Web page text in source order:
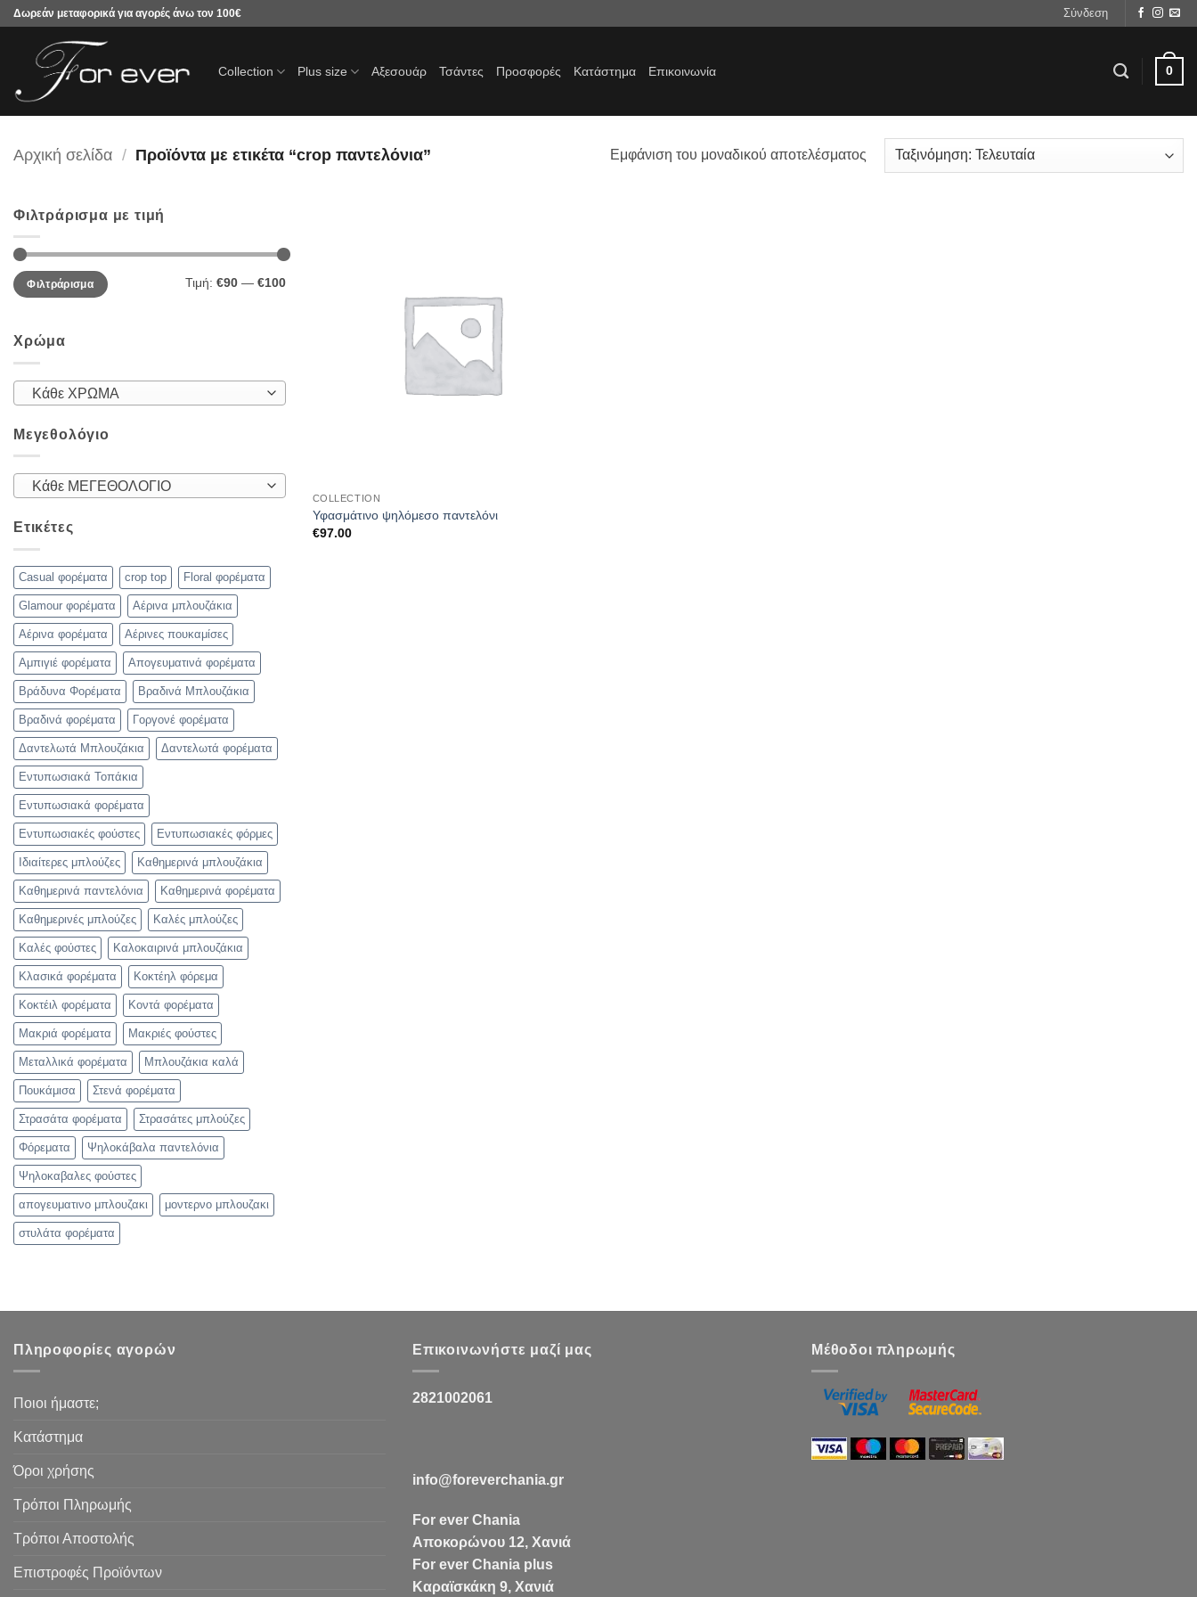
Μετάβαση
περιεχόμενο
Δωρεάν μεταφορικά για αγορές άνω τον 100€ Σύνδεση
Collection Plus size Αξεσουάρ Τσάντες Προσφορές Κατάστημα Επικοινωνία 0
Αρχική σελίδα / Προϊόντα με ετικέτα “crop παντελόνια” Εμφάνιση του μοναδικού αποτελέσματος
Φιλτράρισμα με τιμή
Ελάχιστη
τιμή
Μέγιστη
τιμήΦιλτράρισμα Τιμή: €90 — €100
Χρώμα
Κάθε ΧΡΩΜΑ
Μεγεθολόγιο
Κάθε ΜΕΓΕΘΟΛΟΓΙΟ
Ετικέτες
Casual φορέματα crop top Floral φορέματα
Glamour φορέματα Αέρινα μπλουζάκια
Αέρινα φορέματα Αέρινες πουκαμίσες
Αμπιγιέ φορέματα Απογευματινά φορέματα
Βράδυνα Φορέματα Βραδινά Μπλουζάκια
Βραδινά φορέματα Γοργονέ φορέματα
Δαντελωτά Μπλουζάκια Δαντελωτά φορέματα
Εντυπωσιακά Τοπάκια
Εντυπωσιακά φορέματα
Εντυπωσιακές φούστες Εντυπωσιακές φόρμες
Ιδιαίτερες μπλούζες Καθημερινά μπλουζάκια
Καθημερινά παντελόνια Καθημερινά φορέματα
Καθημερινές μπλούζες Καλές μπλούζες
Καλές φούστες Καλοκαιρινά μπλουζάκια
Κλασικά φορέματα Κοκτέηλ φόρεμα
Κοκτέιλ φορέματα Κοντά φορέματα
Μακριά φορέματα Μακριές φούστες
Μεταλλικά φορέματα Μπλουζάκια καλά
Πουκάμισα Στενά φορέματα
Στρασάτα φορέματα Στρασάτες μπλούζες
Φόρεματα Ψηλοκάβαλα παντελόνια
Ψηλοκαβαλες φούστες
απογευματινο μπλουζακι μοντερνο μπλουζακι
στυλάτα φορέματα
COLLECTION
Υφασμάτινο ψηλόμεσο παντελόνι
€97.00
Πληροφορίες αγορών
Ποιοι ήμαστε;
Κατάστημα
Όροι χρήσης
Τρόποι Πληρωμής
Τρόποι Αποστολής
Επιστροφές Προϊόντων
Επικοινωνήστε μαζί μας
2821002061
info@foreverchania.gr
For ever Chania
Αποκορώνου 12, Χανιά
For ever Chania plus
Καραϊσκάκη 9, Χανιά
Μέθοδοι πληρωμής